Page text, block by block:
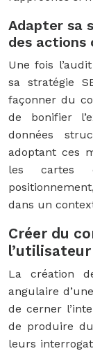
Adapter sa
des actions
Une fois
sa stratégie
façonner du
de bonifier
données
adoptant ces
les cartes
dans un
Créer du
l’utilisateur
La création
angulaire
de cerner
de produire
leurs